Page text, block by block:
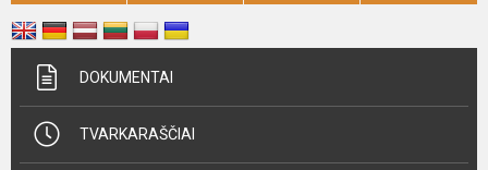
DOKUMENTAI
TVARKARAŠČIAI